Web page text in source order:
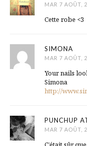
MAR 7 AOÛT,
Cette robe <3
SIMONA
MAR 7 AOÛT,
Your nails
Simona
http://
PUNCHUP
MAR 7 AOÛT,